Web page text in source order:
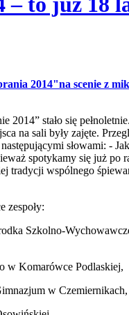
2014” stało się
na sali były zajęte.
słowami: -
spotykamy się już po
tradycji wspólnego
zespoły:
Szkolno-
w Komarówce Podlaskiej,
w Czemiernikach,